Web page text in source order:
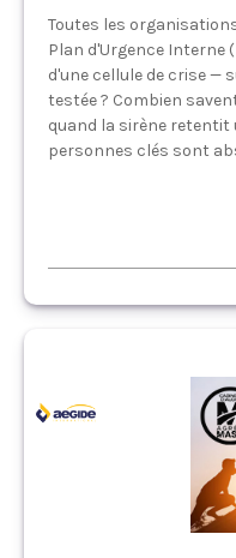
Toutes les
Plan d'Urgence Interne
d'une cellule de crise —
testée ? Combien
quand la sirène retentit
personnes clés sont